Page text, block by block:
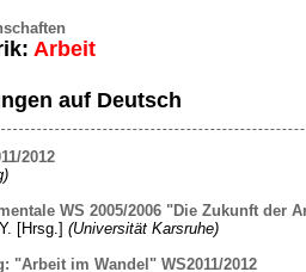
Arbeit
auf Deutsch
2012
WS 2005/2006 "Die Zukunft der
[Hrsg.] (Universität Karsruhe)
"Arbeit im Wandel" WS2011/2012